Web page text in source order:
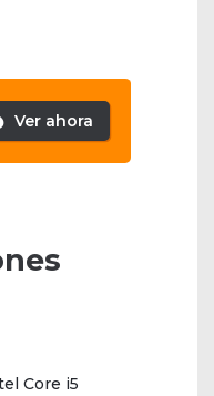
Ver ahora
Core i5